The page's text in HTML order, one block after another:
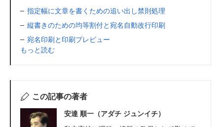
指定幅に文章を書くための追い出し禁則処理
縦書きのための均等割付と宛名自動改行印刷
宛名印刷と印刷プレビュー
もっと読む
この記事の著者
安達 順一（アダチ ジュンイチ）